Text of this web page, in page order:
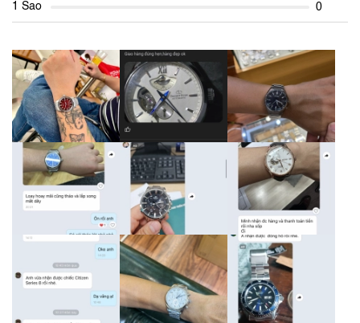
1 Sao
0